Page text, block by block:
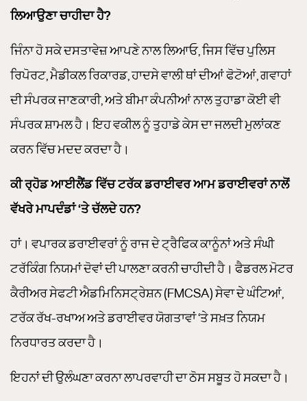
ਲਿਆਉਣਾ ਚਾਹੀਦਾ ਹੈ?
ਜਿੰਨਾ ਹੋ ਸਕੇ ਦਸਤਾਵੇਜ਼ ਆਪਣੇ ਨਾਲ ਲਿਆਓ, ਜਿਸ ਵਿੱਚ ਪੁਲਿਸ
ਰਿਪੋਰਟ, ਮੈਡੀਕਲ ਰਿਕਾਰਡ, ਹਾਦਸੇ ਵਾਲੀ ਥਾਂ ਦੀਆਂ ਫੋਟੋਆਂ, ਗਵਾਹਾਂ
ਦੀ ਸੰਪਰਕ ਜਾਣਕਾਰੀ, ਅਤੇ ਬੀਮਾ ਕੰਪਨੀਆਂ ਨਾਲ ਤੁਹਾਡਾ ਕੋਈ ਵੀ
ਸੰਪਰਕ ਸ਼ਾਮਲ ਹੈ। ਇਹ ਵਕੀਲ ਨੂੰ ਤੁਹਾਡੇ ਕੇਸ ਦਾ ਜਲਦੀ ਮੁਲਾਂਕਣ
ਕਰਨ ਵਿੱਚ ਮਦਦ ਕਰਦਾ ਹੈ।
ਕੀ ਰ੍ਹੋਡ ਆਈਲੈਂਡ ਵਿੱਚ ਟਰੱਕ ਡਰਾਈਵਰ ਆਮ ਡਰਾਈਵਰਾਂ ਨਾਲੋਂ
ਵੱਖਰੇ ਮਾਪਦੰਡਾਂ ‘ਤੇ ਚੱਲਦੇ ਹਨ?
ਹਾਂ। ਵਪਾਰਕ ਡਰਾਈਵਰਾਂ ਨੂੰ ਰਾਜ ਦੇ ਟ੍ਰੈਫਿਕ ਕਾਨੂੰਨਾਂ ਅਤੇ ਸੰਘੀ
ਟਰੱਕਿੰਗ ਨਿਯਮਾਂ ਦੋਵਾਂ ਦੀ ਪਾਲਣਾ ਕਰਨੀ ਚਾਹੀਦੀ ਹੈ। ਫੈਡਰਲ ਮੋਟਰ
ਕੈਰੀਅਰ ਸੇਫਟੀ ਐਡਮਿਨਿਸਟ੍ਰੇਸ਼ਨ (FMCSA) ਸੇਵਾ ਦੇ ਘੰਟਿਆਂ,
ਟਰੱਕ ਰੱਖ-ਰਖਾਅ ਅਤੇ ਡਰਾਈਵਰ ਯੋਗਤਾਵਾਂ ‘ਤੇ ਸਖ਼ਤ ਨਿਯਮ
ਨਿਰਧਾਰਤ ਕਰਦਾ ਹੈ।
ਇਹਨਾਂ ਦੀ ਉਲੰਘਣਾ ਕਰਨਾ ਲਾਪਰਵਾਹੀ ਦਾ ਠੋਸ ਸਬੂਤ ਹੋ ਸਕਦਾ ਹੈ।